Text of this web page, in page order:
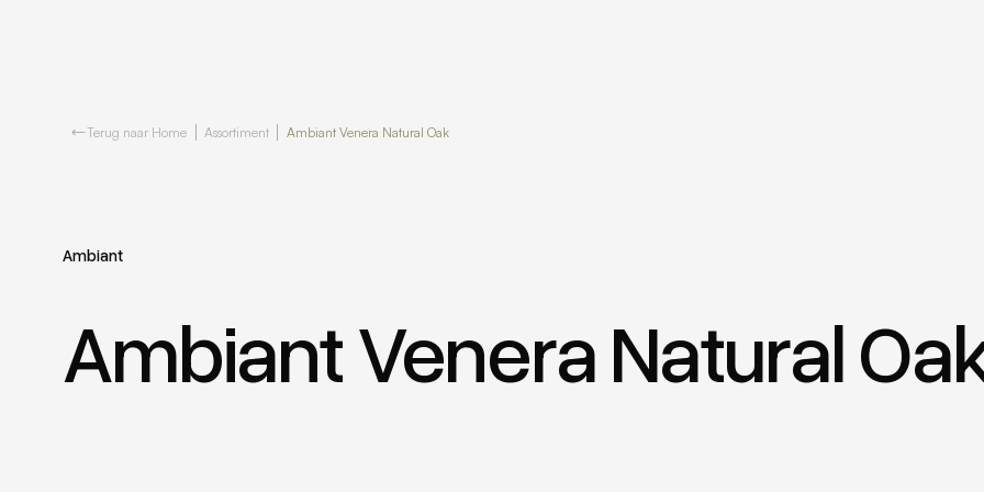
Terug naar Home Assortiment Ambiant Venera Natural Oak
Ambiant
Ambiant Venera Natural